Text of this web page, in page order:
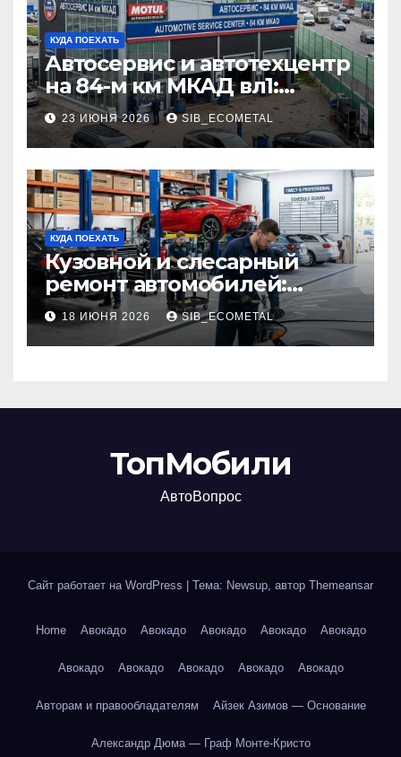
КУДА ПОЕХАТЬ
Автосервис и автотехцентр
на 84-м км МКАД вл1:
описание услуг и режим
работы
23 ИЮНЯ 2026 SIB_ECOMETAL
КУДА ПОЕХАТЬ
Кузовной и слесарный
ремонт автомобилей:
наличие оригинальных
запчастей производителя
и сроки выполнения работ
18 ИЮНЯ 2026 SIB_ECOMETAL
ТопМобили
АвтоВопрос
Сайт работает на WordPress Тема: Newsup, автор Themeansar
Home Авокадо Авокадо Авокадо Авокадо Авокадо
Авокадо Авокадо Авокадо Авокадо Авокадо
Авторам и правообладателям Айзек Азимов — Основание
Александр Дюма — Граф Монте-Кристо